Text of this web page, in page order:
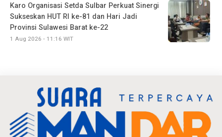
Karo Organisasi Setda Sulbar Perkuat Sinergi
Sukseskan HUT RI ke-81 dan Hari Jadi
Provinsi Sulawesi Barat ke-22
1 Aug 2026 - 11:16 WIT